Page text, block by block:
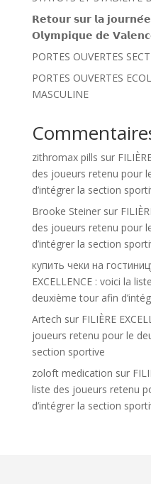
𝗥𝗲𝘁𝗼𝘂𝗿 𝘀𝘂𝗿 𝗹𝗮
𝗢𝗹𝘆𝗺𝗽𝗶𝗾𝘂𝗲 𝗱𝗲
PORTES OUVERTES
PORTES OUVERTES
MASCULINE
zithromax pills sur
des joueurs retenu pour
d’intégrer la section
Brooke Steinersur
des joueurs retenu pour
d’intégrer la section
купить чеки на
EXCELLENCE : voici la
deuxième tour afin
Artech sur FILIÈRE
joueurs retenu pour le
section sportive
zoloft medication sur
liste des joueurs retenu
d’intégrer la section